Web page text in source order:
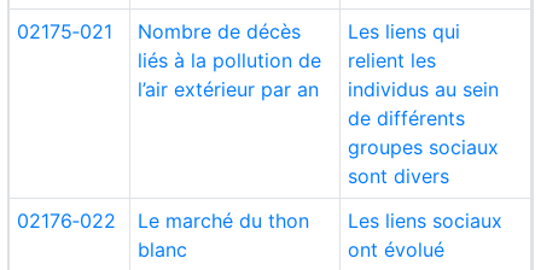
02175‑021
Nombre de décès
liés à la pollution de
l’air extérieur par an
Les liens qui
relient les
individus au sein
de différents
groupes sociaux
sont divers
02176‑022
Le marché du thon
blanc
Les liens sociaux
ont évolué